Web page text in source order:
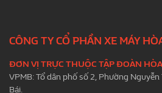
CÔNG TY CỔ PHẦN XE MÁY
ĐƠN VỊ TRỰC THUỘC TẬP ĐOÀN
VPMB: Tổ dân phố số 2, Phường Nguyễn
Bái.